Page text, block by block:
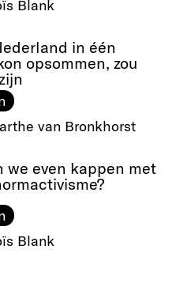
Blank
in één
opsommen, zou
van Bronkhorst
we even kappen met
Blank